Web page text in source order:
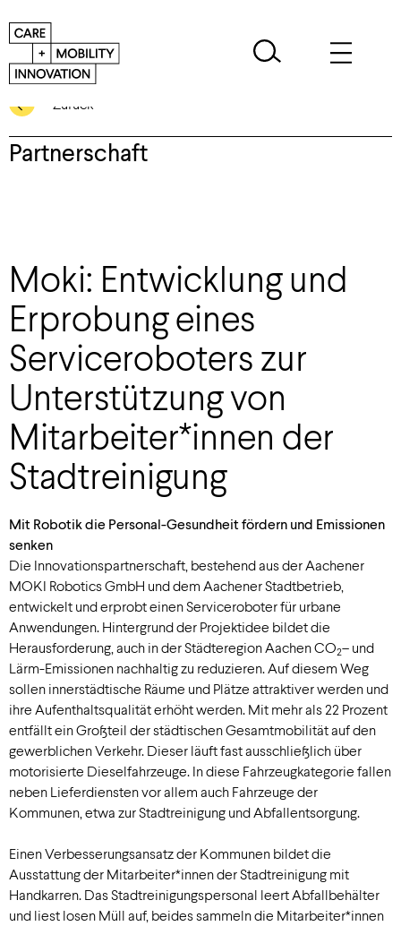
Zurück
Partnerschaft
Moki: Entwicklung und
Erprobung eines
Serviceroboters zur
Unterstützung von
Mitarbeiter*innen der
Stadtreinigung
Mit Robotik die Personal-Gesundheit fördern und Emissionen
senken
Die Innovationspartnerschaft, bestehend aus der Aachener
MOKI Robotics GmbH und dem Aachener Stadtbetrieb,
entwickelt und erprobt einen Serviceroboter für urbane
Anwendungen. Hintergrund der Projektidee bildet die
Herausforderung, auch in der Städteregion Aachen CO2– und
Lärm-Emissionen nachhaltig zu reduzieren. Auf diesem Weg
sollen innerstädtische Räume und Plätze attraktiver werden und
ihre Aufenthaltsqualität erhöht werden. Mit mehr als 22 Prozent
entfällt ein Großteil der städtischen Gesamtmobilität auf den
gewerblichen Verkehr. Dieser läuft fast ausschließlich über
motorisierte Dieselfahrzeuge. In diese Fahrzeugkategorie fallen
neben Lieferdiensten vor allem auch Fahrzeuge der
Kommunen, etwa zur Stadtreinigung und Abfallentsorgung.
Einen Verbesserungsansatz der Kommunen bildet die
Ausstattung der Mitarbeiter*innen der Stadtreinigung mit
Handkarren. Das Stadtreinigungspersonal leert Abfallbehälter
und liest losen Müll auf, beides sammeln die Mitarbeiter*innen